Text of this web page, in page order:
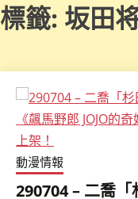
標籤: 坂田
動漫情報
290704 – 二喬「